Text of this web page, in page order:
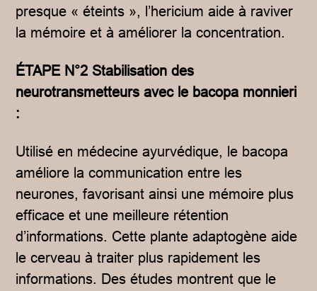
presque « éteints », l’hericium aide à raviver
la mémoire et à améliorer la concentration.
ÉTAPE N°2 Stabilisation des
neurotransmetteurs avec le bacopa monnieri
:
Utilisé en médecine ayurvédique, le bacopa
améliore la communication entre les
neurones, favorisant ainsi une mémoire plus
efficace et une meilleure rétention
d’informations. Cette plante adaptogène aide
le cerveau à traiter plus rapidement les
informations. Des études montrent que le